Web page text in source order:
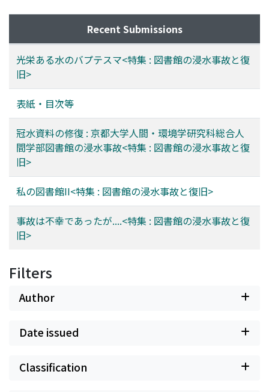
Recent Submissions
光栄ある水のバプテスマ<特集 : 図書館の浸水事故と復
旧>
表紙・目次等
冠水資料の修復 : 京都大学人間・環境学研究科総合人
間学部図書館の浸水事故<特集 : 図書館の浸水事故と復
旧>
私の図書館II<特集 : 図書館の浸水事故と復旧>
事故は不幸であったが....<特集 : 図書館の浸水事故と復
旧>
Filters
Author
Date issued
Classification